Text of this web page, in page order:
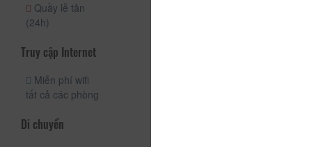
Quầy lễ tân
(24h)
Truy cập Internet
Miễn phí wifi
tất cả các phòng
Di chuyển